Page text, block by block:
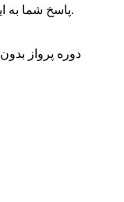
پاسخ شما به این نقد برای همه کاربران قابل مشاهده است.